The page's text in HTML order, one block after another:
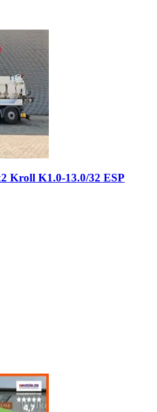
Kroll K1.0-13.0/32 ESP